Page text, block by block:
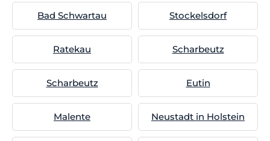
Bad Schwartau Stockelsdorf
Ratekau Scharbeutz
Scharbeutz Eutin
Malente Neustadt in Holstein